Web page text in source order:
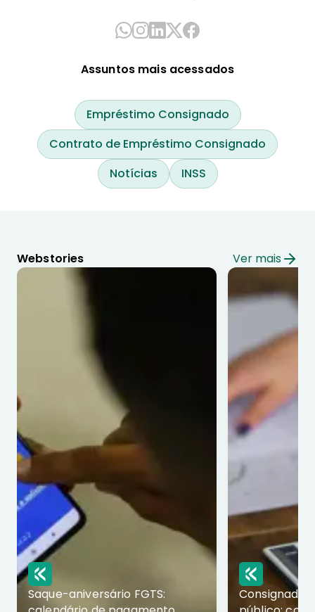
Assuntos mais acessados
Empréstimo Consignado
Contrato de Empréstimo Consignado
Notícias
INSS
Webstories Ver mais
Saque-aniversário FGTS:
Consignado